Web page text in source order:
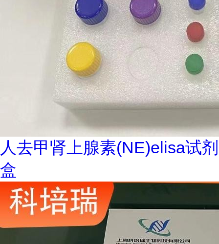
人去甲肾上腺素(NE)elisa试剂
盒